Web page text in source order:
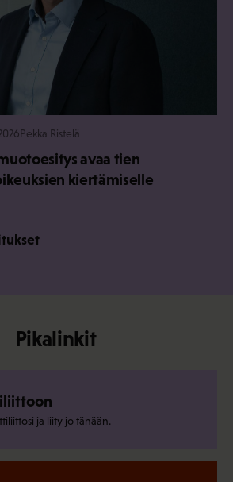
Pekka Ristelä
avaa tien
kiertämiselle
Pikalinkit
ja liity jo tänään.